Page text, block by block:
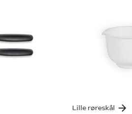
Lille røreskål